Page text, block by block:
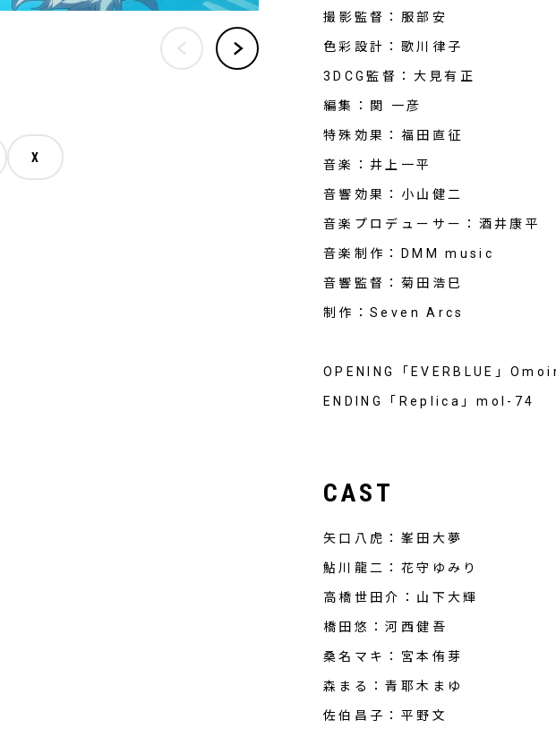
X
撮影監督：服部安
色彩設計：歌川律子
3DCG監督：大見有正
編集：関 一彦
特殊効果：福田直征
音楽：井上一平
音響効果：小山健二
音楽プロデューサー：酒井康平
音楽制作：DMM music
音響監督：菊田浩巳
制作：Seven Arcs
OPENING「EVERBLUE」
ENDING「Replica」mol-74
CAST
矢口八虎：峯田大夢
鮎川龍二：花守ゆみり
高橋世田介：山下大輝
橋田悠：河西健吾
桑名マキ：宮本侑芽
森まる：青耶木まゆ
佐伯昌子：平野文